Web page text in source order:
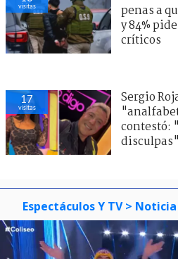
visitas
penas a
y 84%
críticos
17
visitas
Sergio
contestó:
disculpas"
Espectáculos Y TV > Noticia